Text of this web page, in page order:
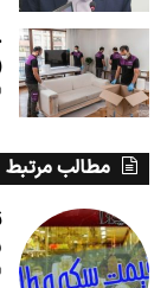
مطالب مرتبط